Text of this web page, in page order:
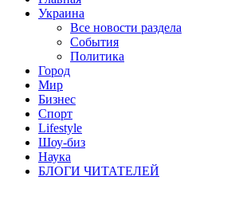
Украина
Все новости раздела
События
Политика
Город
Мир
Бизнес
Спорт
Lifestyle
Шоу-биз
Наука
БЛОГИ ЧИТАТЕЛЕЙ